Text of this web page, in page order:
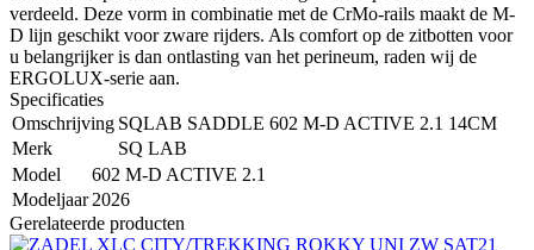
verdeeld. Deze vorm in combinatie met de CrMo-rails maakt de M-
D lijn geschikt voor zware rijders. Als comfort op de zitbotten voor
u belangrijker is dan ontlasting van het perineum, raden wij de
ERGOLUX-serie aan.
Specificaties
Omschrijving SQLAB SADDLE 602 M-D ACTIVE 2.1 14CM
Merk
SQ LAB
Model
602 M-D ACTIVE 2.1
Modeljaar 2026
Gerelateerde producten